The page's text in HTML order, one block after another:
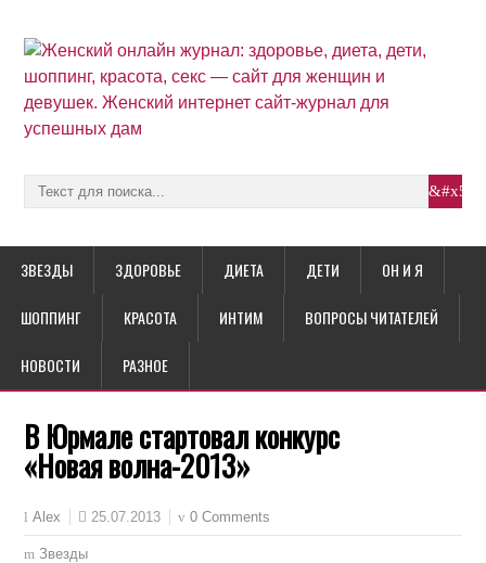
ЗВЕЗДЫ ЗДОРОВЬЕ ДИЕТА ДЕТИ ОН И Я
ШОППИНГ КРАСОТА ИНТИМ ВОПРОСЫ ЧИТАТЕЛЕЙ
НОВОСТИ РАЗНОЕ
В Юрмале стартовал конкурс
«Новая волна-2013»
Alex 25.07.2013 0 Comments
Звезды